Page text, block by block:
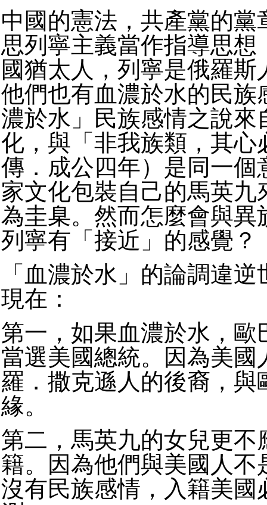
中國的憲法，共產黨的黨
思列寧主義當作指導思想
國猶太人，列寧是俄羅斯
他們也有血濃於水的民族
濃於水」民族感情之說來
化，與「非我族類，其心
傳．成公四年）是同一個
家文化包裝自己的馬英九
為圭臬。然而怎麼會與異
列寧有「接近」的感覺？
「血濃於水」的論調違
現在：
第一，如果血濃於水，歐
當選美國總統。因為美國
羅．撒克遜人的後裔，與
緣。
第二，馬英九的女兒更不
籍。因為他們與美國人不
沒有民族感情，入籍美國